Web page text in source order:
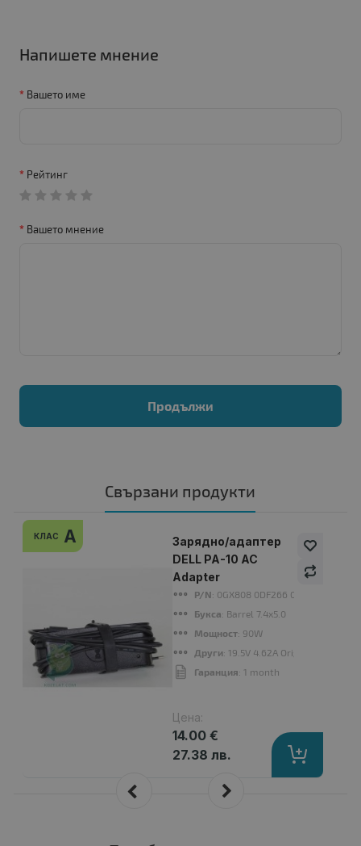
Напишете мнение
Вашето име
Рейтинг
Вашето мнение
Продължи
Свързани продукти
КЛАС A
Зарядно/адаптер
DELL PA-10 AC
Adapter
P/N: 0GX808 0DF266 09T215
Букса: Barrel 7.4x5.0
Мощност: 90W
Други: 19.5V 4.62A Original
Гаранция: 1 month
Цена:
14.00 €
27.38 лв.